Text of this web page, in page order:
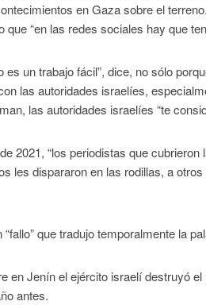
en Gaza sobre el
que “en las redes sociales hay que
es un trabajo fácil”, dice, no sólo
las autoridades israelíes,
las autoridades israelíes “te
2021, “los periodistas que
les dispararon en las rodillas, a
que tradujo temporalmente la
en Jenín el ejército israelí destruyó
antes.